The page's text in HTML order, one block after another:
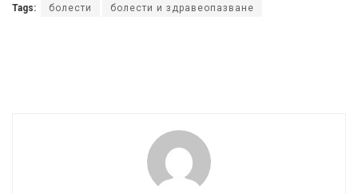
Tags: болести болести и здравеопазване